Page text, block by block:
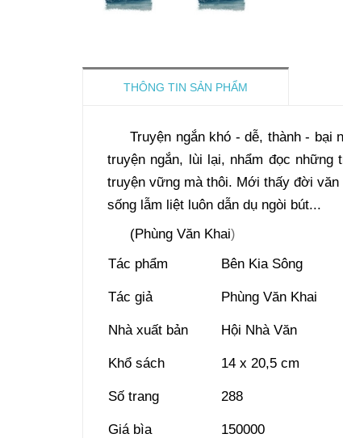
THÔNG TIN SẢN PHẨM
Truyện ngắn khó - dễ, thành -
truyện ngắn, lùi lại, nhẩm đọc
truyện vững mà thôi. Mới thấy đời
sống lẫm liệt luôn dẫn dụ ngòi bút...
(Phùng Văn Khai)
Tác phẩm Bên Kia Sông
Tác giả Phùng Văn Khai
Nhà xuất bản Hội Nhà Văn
Khổ sách 14 x 20,5 cm
Số trang 288
Giá bìa 150000